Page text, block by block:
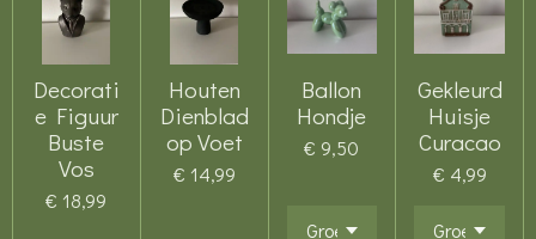
Decorati
e Figuur
Buste
Vos
€ 18,99
Houten
Dienblad
op Voet
€ 14,99
Ballon
Hondje
€ 9,50
Gekleurd
Huisje
Curacao
€ 4,99